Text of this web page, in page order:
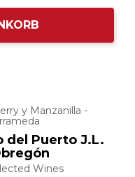
y Manzanilla -
del Puerto J.L.
Wines